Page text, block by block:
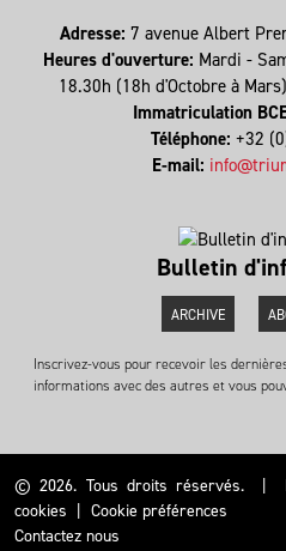
Adresse: 7 avenue Albert
Heures d'ouverture: Mardi -
18.30h (18h d'Octobre à
Immatriculation
Téléphone: +32
E-mail:
Bulletin
ARCHIVE
Inscrivez-vous pour recevoir les
informations avec des autres et vous
© 2026. Tous droits réservés. |
cookies | Cookie préférences
Contactez nous